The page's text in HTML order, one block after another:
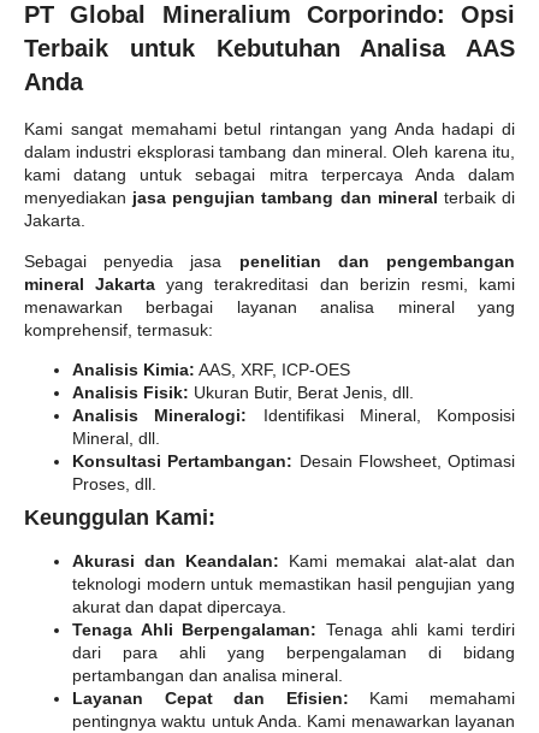
PT Global Mineralium Corporindo: Opsi
Terbaik untuk Kebutuhan Analisa AAS
Anda
Kami sangat memahami betul rintangan yang Anda hadapi di
dalam industri eksplorasi tambang dan mineral. Oleh karena itu,
kami datang untuk sebagai mitra terpercaya Anda dalam
menyediakan jasa pengujian tambang dan mineral terbaik di
Jakarta.
Sebagai penyedia jasa penelitian dan pengembangan
mineral Jakarta yang terakreditasi dan berizin resmi, kami
menawarkan berbagai layanan analisa mineral yang
komprehensif, termasuk:
Analisis Kimia: AAS, XRF, ICP-OES
Analisis Fisik: Ukuran Butir, Berat Jenis, dll.
Analisis Mineralogi: Identifikasi Mineral, Komposisi
Mineral, dll.
Konsultasi Pertambangan: Desain Flowsheet, Optimasi
Proses, dll.
Keunggulan Kami:
Akurasi dan Keandalan: Kami memakai alat-alat dan
teknologi modern untuk memastikan hasil pengujian yang
akurat dan dapat dipercaya.
Tenaga Ahli Berpengalaman: Tenaga ahli kami terdiri
dari para ahli yang berpengalaman di bidang
pertambangan dan analisa mineral.
Layanan Cepat dan Efisien: Kami memahami
pentingnya waktu untuk Anda. Kami menawarkan layanan